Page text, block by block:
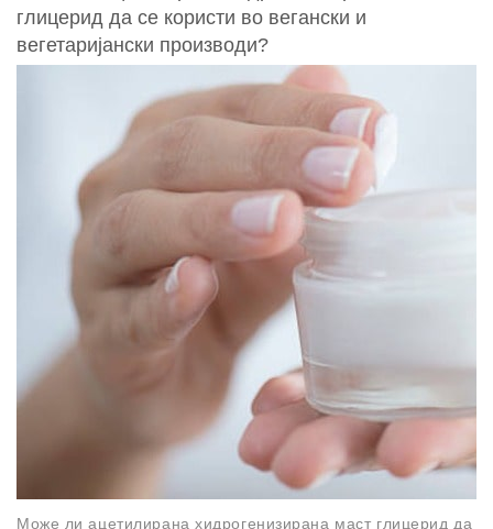
глицерид да се користи во вегански и
вегетаријански производи?
Може ли ацетилирана хидрогенизирана маст глицерид да